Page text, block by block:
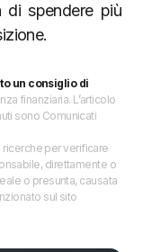
di spendere più
un consiglio di
finanziaria. L’articolo
sono Comunicati
per verificare
direttamente o
o presunta, causata
sul sito